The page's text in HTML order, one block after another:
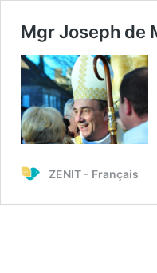
Mgr Joseph de
ZENIT - Français